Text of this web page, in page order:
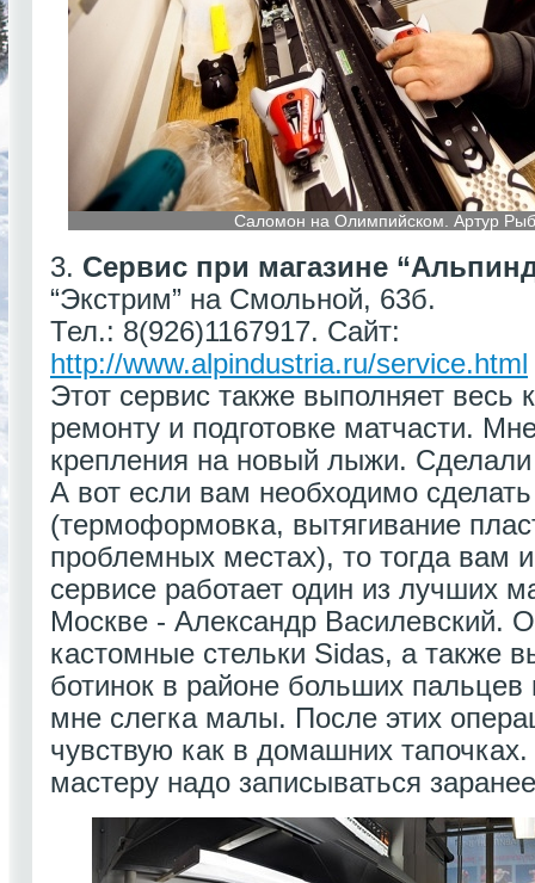
Саломон на Олимпийском. Артур
3. Сервис при магазине
“Экстрим” на Смольной, 63б.
Тел.: 8(926)1167917. Сайт:
http://www.alpindustria.ru/service.html
Этот сервис также выполняет весь
ремонту и подготовке матчасти.
крепления на новый лыжи.
А вот если вам необходимо
(термоформовка, вытягивание
проблемных местах), то тогда вам
сервисе работает один из лучших
Москве - Александр Василевский.
кастомные стельки Sidas, а также
ботинок в районе больших пальцев
мне слегка малы. После этих
чувствую как в домашних
мастеру надо записываться